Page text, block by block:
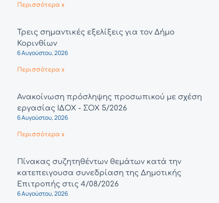
Περισσότερα »
Τρεις σημαντικές εξελίξεις για τον Δήμο
Κορινθίων
6 Αυγούστου, 2026
Περισσότερα »
Ανακοίνωση πρόσληψης προσωπικού με σχέση
εργασίας ΙΔΟΧ - ΣΟΧ 5/2026
6 Αυγούστου, 2026
Περισσότερα »
Πίνακας συζητηθέντων θεμάτων κατά την
κατεπειγουσα συνεδρίαση της Δημοτικής
Επιτροπής στις 4/08/2026
6 Αυγούστου, 2026